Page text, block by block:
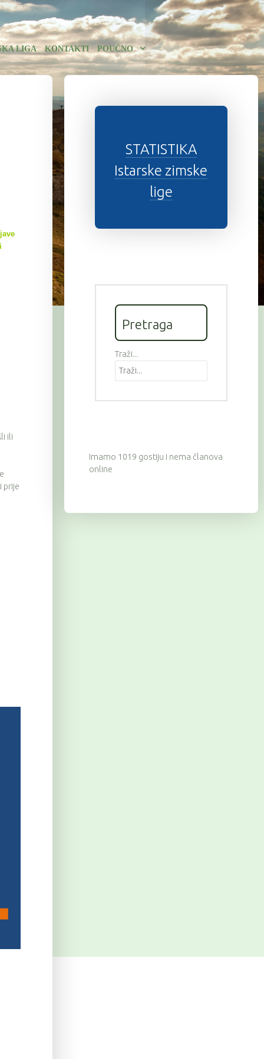
LIGA KONTAKTI POUČNO
jave
ili
prije
STATISTIKA
Istarske zimske
lige
Pretraga
Traži...
Imamo 1019 gostiju i nema članova
online